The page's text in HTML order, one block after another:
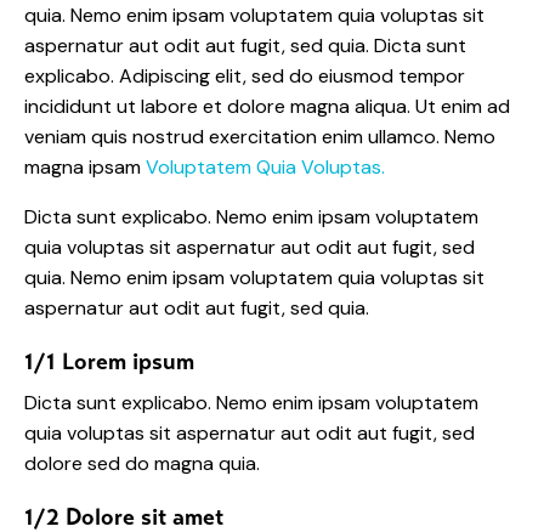
quia. Nemo enim ipsam voluptatem quia voluptas sit
aspernatur aut odit aut fugit, sed quia. Dicta sunt
explicabo. Adipiscing elit, sed do eiusmod tempor
incididunt ut labore et dolore magna aliqua. Ut enim ad
veniam quis nostrud exercitation enim ullamco. Nemo
magna ipsamVoluptatem Quia Voluptas.
Dicta sunt explicabo. Nemo enim ipsam voluptatem
quia voluptas sit aspernatur aut odit aut fugit, sed
quia. Nemo enim ipsam voluptatem quia voluptas sit
aspernatur aut odit aut fugit, sed quia.
1/1 Lorem ipsum
Dicta sunt explicabo. Nemo enim ipsam voluptatem
quia voluptas sit aspernatur aut odit aut fugit, sed
dolore sed do magna quia.
1/2 Dolore sit amet